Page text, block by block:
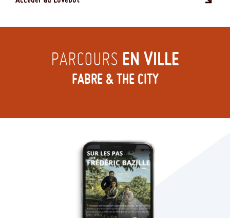
PARCOURS EN VILLE
FABRE & THE CITY